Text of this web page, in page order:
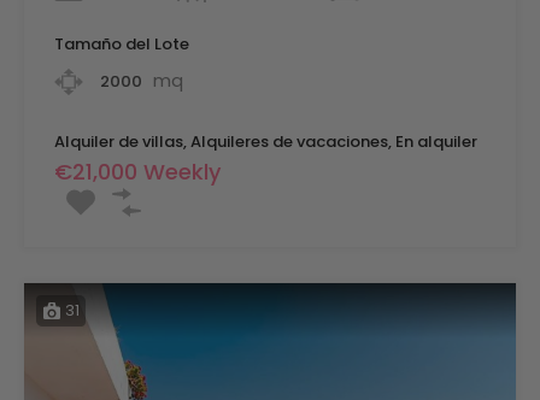
Tamaño del Lote
2000 mq
Alquiler de villas, Alquileres de vacaciones, En alquiler
€21,000 Weekly
31